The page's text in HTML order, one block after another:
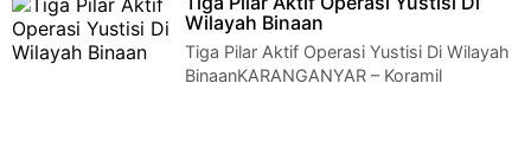
Wilayah Binaan
Tiga Pilar Aktif Operasi Yustisi Di Wilayah
BinaanKARANGANYAR – Koramil